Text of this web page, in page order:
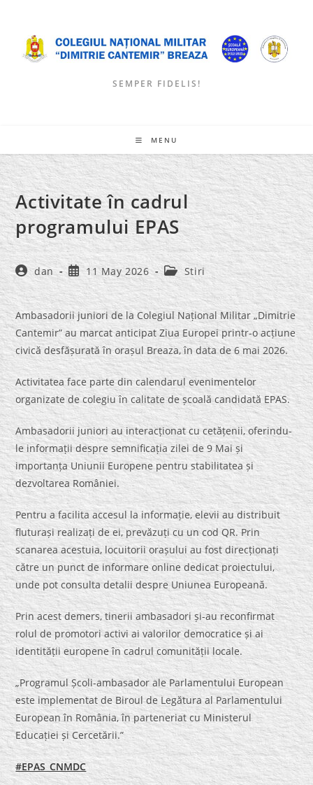
content
SEMPER FIDELIS!
MENU
Activitate în cadrul
programului EPAS
Post
author:
dan
Post
published:
11 May 2026
Post
category:
Stiri
Ambasadorii juniori de la Colegiul Național Militar „Dimitrie
Cantemir” au marcat anticipat Ziua Europei printr-o acțiune
civică desfășurată în orașul Breaza, în data de 6 mai 2026.
Activitatea face parte din calendarul evenimentelor
organizate de colegiu în calitate de școală candidată EPAS.
Ambasadorii juniori au interacționat cu cetățenii, oferindu-
le informații despre semnificația zilei de 9 Mai și
importanța Uniunii Europene pentru stabilitatea și
dezvoltarea României.
Pentru a facilita accesul la informație, elevii au distribuit
fluturași realizați de ei, prevăzuți cu un cod QR. Prin
scanarea acestuia, locuitorii orașului au fost direcționați
către un punct de informare online dedicat proiectului,
unde pot consulta detalii despre Uniunea Europeană.
Prin acest demers, tinerii ambasadori și-au reconfirmat
rolul de promotori activi ai valorilor democratice și ai
identității europene în cadrul comunității locale.
„Programul Școli-ambasador ale Parlamentului European
este implementat de Biroul de Legătura al Parlamentului
European în România, în parteneriat cu Ministerul
Educației și Cercetării.”
#EPAS_CNMDC